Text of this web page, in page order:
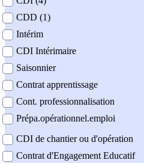
CDD (1)
Intérim
CDI Intérimaire
Saisonnier
Contrat apprentissage
Cont. professionnalisation
Prépa.opérationnel.emploi
CDI de chantier ou d'opération
Contrat d'Engagement Educatif